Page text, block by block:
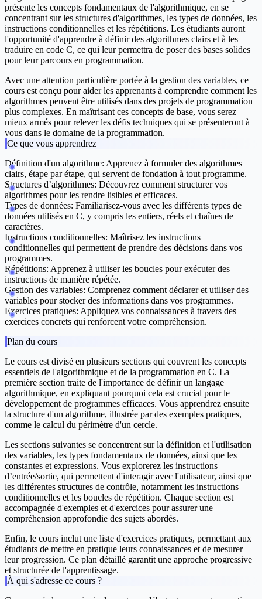
présente les concepts fondamentaux de l'algorithmique, en se
concentrant sur les structures d'algorithmes, les types de données, les
instructions conditionnelles et les répétitions. Les étudiants auront
l'opportunité d'apprendre à définir des algorithmes clairs et à les
traduire en code C, ce qui leur permettra de poser des bases solides
pour leur parcours en programmation.
Avec une attention particulière portée à la gestion des variables, ce
cours est conçu pour aider les apprenants à comprendre comment les
algorithmes peuvent être utilisés dans des projets de programmation
plus complexes. En maîtrisant ces concepts de base, vous serez
mieux armés pour relever les défis techniques qui se présenteront à
vous dans le domaine de la programmation.
Ce que vous apprendrez
Définition d'un algorithme: Apprenez à formuler des algorithmes
clairs, étape par étape, qui servent de fondation à tout programme.
Structures d’algorithmes: Découvrez comment structurer vos
algorithmes pour les rendre lisibles et efficaces.
Types de données: Familiarisez-vous avec les différents types de
données utilisés en C, y compris les entiers, réels et chaînes de
caractères.
Instructions conditionnelles: Maîtrisez les instructions
conditionnelles qui permettent de prendre des décisions dans vos
programmes.
Répétitions: Apprenez à utiliser les boucles pour exécuter des
instructions de manière répétée.
Gestion des variables: Comprenez comment déclarer et utiliser des
variables pour stocker des informations dans vos programmes.
Exercices pratiques: Appliquez vos connaissances à travers des
exercices concrets qui renforcent votre compréhension.
Plan du cours
Le cours est divisé en plusieurs sections qui couvrent les concepts
essentiels de l'algorithmique et de la programmation en C. La
première section traite de l'importance de définir un langage
algorithmique, en expliquant pourquoi cela est crucial pour le
développement de programmes efficaces. Vous apprendrez ensuite
la structure d'un algorithme, illustrée par des exemples pratiques,
comme le calcul du périmètre d'un cercle.
Les sections suivantes se concentrent sur la définition et l'utilisation
des variables, les types fondamentaux de données, ainsi que les
constantes et expressions. Vous explorerez les instructions
d’entrée/sortie, qui permettent d'interagir avec l'utilisateur, ainsi que
les différentes structures de contrôle, notamment les instructions
conditionnelles et les boucles de répétition. Chaque section est
accompagnée d'exemples et d'exercices pour assurer une
compréhension approfondie des sujets abordés.
Enfin, le cours inclut une liste d'exercices pratiques, permettant aux
étudiants de mettre en pratique leurs connaissances et de mesurer
leur progression. Ce plan détaillé garantit une approche progressive
et structurée de l'apprentissage.
À qui s'adresse ce cours ?